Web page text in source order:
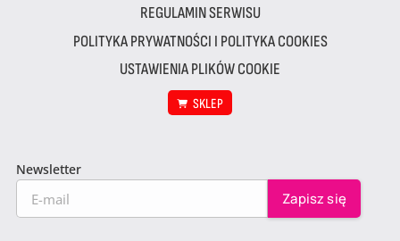
REGULAMIN SERWISU
POLITYKA PRYWATNOŚCI I POLITYKA COOKIES
USTAWIENIA PLIKÓW COOKIE
SKLEP
Newsletter